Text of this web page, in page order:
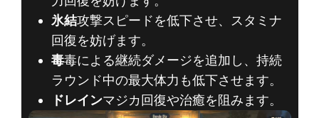
氷結攻撃スピードを低下させ、スタミナ
回復を妨げます。
毒毒による継続ダメージを追加し、持続
ラウンド中の最大体力も低下させます。
ドレインマジカ回復や治癒を阻みます。